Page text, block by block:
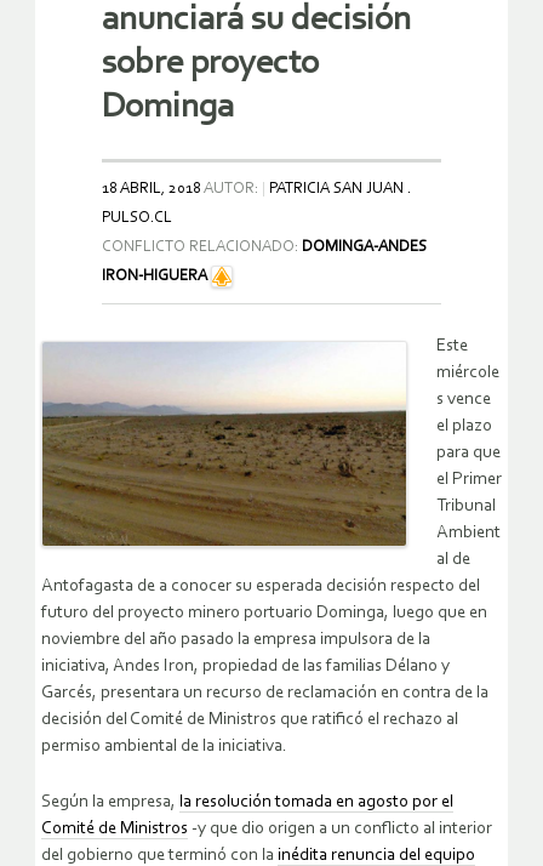
anunciará su decisión
sobre proyecto
Dominga
18 ABRIL, 2018 AUTOR:
PATRICIA SAN JUAN .
PULSO.CL
CONFLICTO RELACIONADO: DOMINGA-ANDES
IRON-HIGUERA
Este
miércole
s vence
el plazo
para que
el Primer
Tribunal
Ambient
al de
Antofagasta de a conocer su esperada decisión respecto del
futuro del proyecto minero portuario Dominga, luego que en
noviembre del año pasado la empresa impulsora de la
iniciativa, Andes Iron, propiedad de las familias Délano y
Garcés, presentara un recurso de reclamación en contra de la
decisión del Comité de Ministros que ratificó el rechazo al
permiso ambiental de la iniciativa.
Según la empresa, la resolución tomada en agosto por el
Comité de Ministros -y que dio origen a un conflicto al interior
del gobierno que terminó con la inédita renuncia del equipo